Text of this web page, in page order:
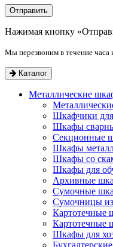
Нажимая кнопку
Мы перезвоним в течение часа
Каталог
Металлические
Шкафчики
Шкафы
Секционные
Шкафы
Шкафы со
Шкафы для
Архивные
Сумочные
Сумочницы из
Картотечные
Шкафы для